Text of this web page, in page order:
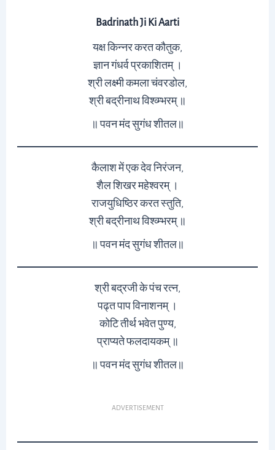
Badrinath Ji Ki Aarti
यक्ष किन्नर करत कौतुक,
ज्ञान गंधर्व प्रकाशितम् ।
श्री लक्ष्मी कमला चंवरडोल,
श्री बद्रीनाथ विश्व्म्भरम् ॥
॥ पवन मंद सुगंध शीतल॥
कैलाश में एक देव निरंजन,
शैल शिखर महेश्वरम् ।
राजयुधिष्ठिर करत स्तुति,
श्री बद्रीनाथ विश्व्म्भरम् ॥
॥ पवन मंद सुगंध शीतल॥
श्री बद्रजी के पंच रत्न,
पढ्त पाप विनाशनम् ।
कोटि तीर्थ भवेत पुण्य,
प्राप्यते फलदायकम् ॥
॥ पवन मंद सुगंध शीतल॥
ADVERTISEMENT